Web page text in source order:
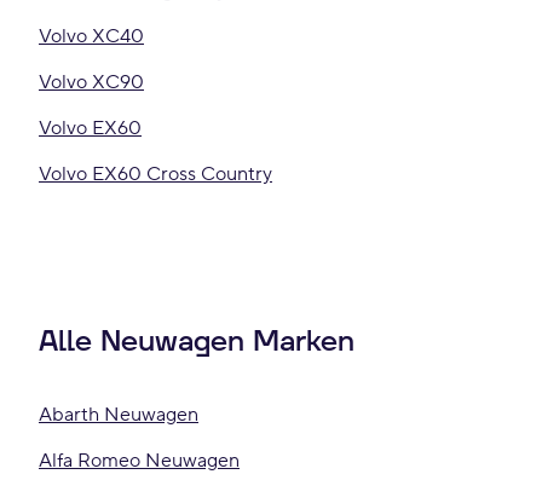
Volvo XC40
Volvo XC90
Volvo EX60
Volvo EX60 Cross Country
Alle Neuwagen Marken
Abarth Neuwagen
Alfa Romeo Neuwagen